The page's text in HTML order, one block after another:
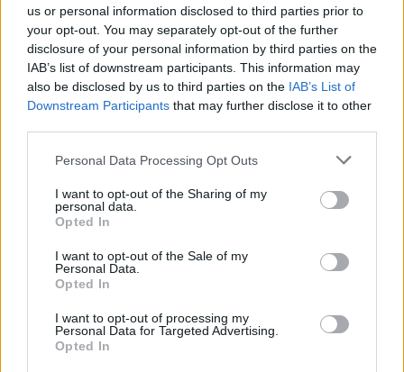
us or personal information disclosed to third parties prior to
your opt-out. You may separately opt-out of the further
disclosure of your personal information by third parties on the
IAB’s list of downstream participants. This information may
also be disclosed by us to third parties on the IAB’s List of
Downstream Participants that may further disclose it to other
Personal Data Processing Opt Outs
I want to opt-out of the Sharing of my
personal data.
Opted In
I want to opt-out of the Sale of my
Personal Data.
Opted In
I want to opt-out of processing my
Personal Data for Targeted Advertising.
Opted In